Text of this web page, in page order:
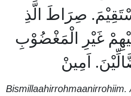
صِرَاطَ الَّذِ
غَيْرِ الْمَغْضُوْبِ
اَمِينْ
Bismillaahirrohmaanirrohiim.